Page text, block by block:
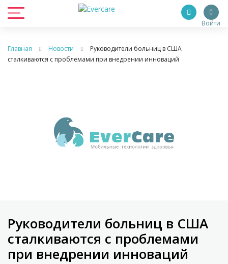
Войти
Главная Новости
Руководители больниц в США
сталкиваются с проблемами при внедрении инноваций
Руководители больниц в США
сталкиваются с проблемами
при внедрении инноваций